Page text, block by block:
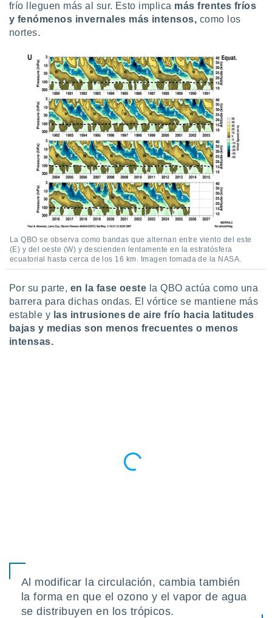
frío lleguen más al sur. Esto implica más frentes fríos
y fenómenos invernales más intensos, como los
nortes.
La QBO se observa como bandas que alternan entre viento del este
(E) y del oeste (W) y descienden lentamente en la estratósfera
ecuatorial hasta cerca de los 16 km. Imagen tomada de la NASA.
Por su parte, en la fase oeste la QBO actúa como una
barrera para dichas ondas. El vórtice se mantiene más
estable y las intrusiones de aire frío hacia latitudes
bajas y medias son menos frecuentes o menos
intensas.
Al modificar la circulación, cambia también
la forma en que el ozono y el vapor de agua
se distribuyen en los trópicos.